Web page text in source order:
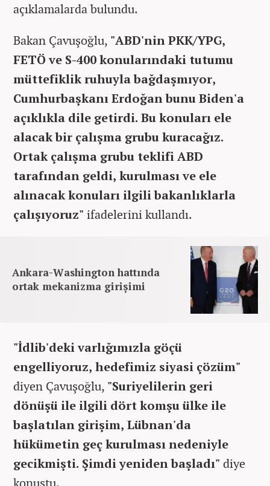
açıklamalarda bulundu.
Bakan Çavuşoğlu, "ABD'nin PKK/YPG,
FETÖ ve S-400 konularındaki tutumu
müttefiklik ruhuyla bağdaşmıyor,
Cumhurbaşkanı Erdoğan bunu Biden'a
açıklıkla dile getirdi. Bu konuları ele
alacak bir çalışma grubu kuracağız.
Ortak çalışma grubu teklifi ABD
tarafından geldi, kurulması ve ele
alınacak konuları ilgili bakanlıklarla
çalışıyoruz" ifadelerini kullandı.
Ankara-Washington hattında
ortak mekanizma girişimi
"İdlib'deki varlığımızla göçü
engelliyoruz, hedefimiz siyasi çözüm"
diyen Çavuşoğlu, "Suriyelilerin geri
dönüşü ile ilgili dört komşu ülke ile
başlatılan girişim, Lübnan'da
hükümetin geç kurulması nedeniyle
gecikmişti. Şimdi yeniden başladı" diye
konuştu.